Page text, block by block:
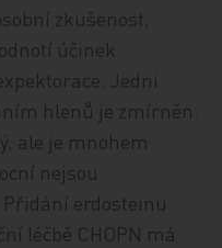
zkušenost,
účinek
Jedni
hlenů je zmírněn.
ale je mnohem
nejsou
erdosteinu
léčbě CHOPN má